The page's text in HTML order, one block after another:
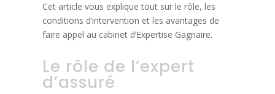
Cet article vous explique tout sur le rôle, les
conditions d’intervention et les avantages de
faire appel au cabinet d’Expertise Gagnaire.
Le rôle de l’expert
d’assuré